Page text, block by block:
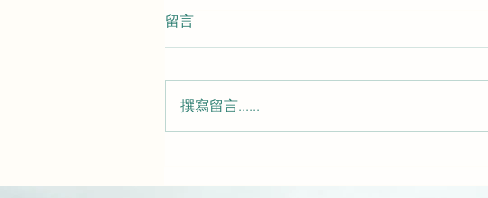
translate 終於可以翻譯法羅文
留言
撰寫留言......